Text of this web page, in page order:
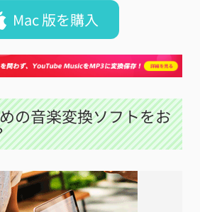
Mac 版を購入
の音楽変換ソフトをお